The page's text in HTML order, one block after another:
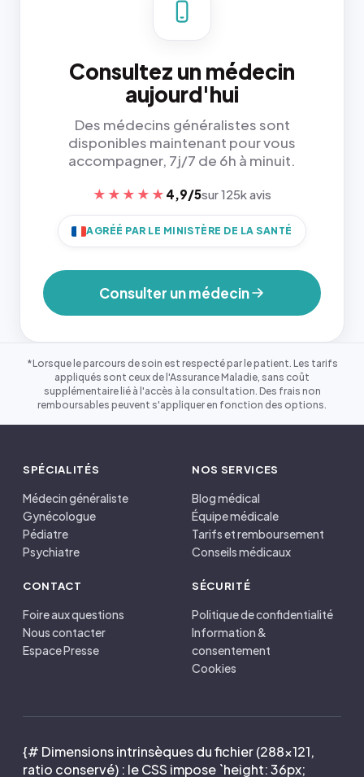
Consultez un médecin
aujourd'hui
Des médecins généralistes sont
disponibles maintenant pour vous
accompagner, 7j/7 de 6h à minuit.
★★★★★ 4,9/5sur 125k avis
AGRÉÉ PAR LE MINISTÈRE DE LA SANTÉ
Consulter un médecin
*Lorsque le parcours de soin est respecté par le patient. Les tarifs
appliqués sont ceux de l'Assurance Maladie, sans coût
supplémentaire lié à l'accès à la consultation. Des frais non
remboursables peuvent s'appliquer en fonction des options.
SPÉCIALITÉS
Médecin généraliste
Gynécologue
Pédiatre
Psychiatre
NOS SERVICES
Blog médical
Équipe médicale
Tarifs et remboursement
Conseils médicaux
CONTACT
Foire aux questions
Nous contacter
Espace Presse
SÉCURITÉ
Politique de confidentialité
Information &
consentement
Cookies
{# Dimensions intrinsèques du fichier (288×121,
ratio conservé) : le CSS impose `height: 36px;